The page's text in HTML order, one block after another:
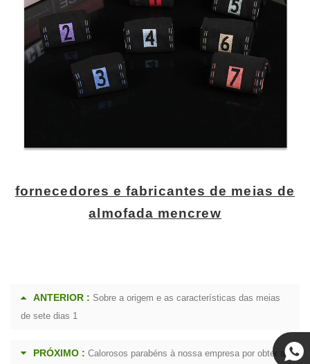
fornecedores e fabricantes de meias de
almofada mencrew
ANTERIOR : Sobre a origem e as características das meias
de sete dias 1
PRÓXIMO : Calorosos parabéns à nossa empresa por obter a